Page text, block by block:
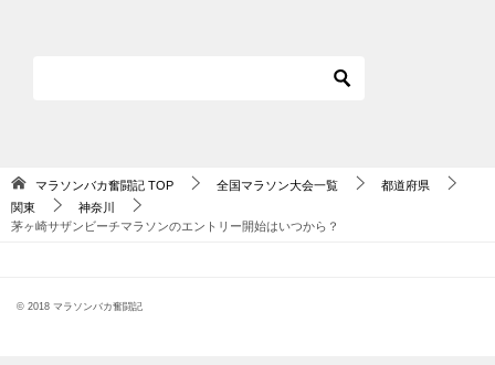
マラソンバカ奮闘記 TOP 全国マラソン大会一覧
都道府県
関東
神奈川
茅ヶ崎サザンビーチマラソンのエントリー開始はいつから？
© 2018 マラソンバカ奮闘記